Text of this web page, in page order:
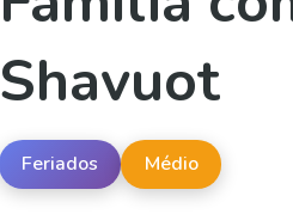
Shavuot
Feriados Médio